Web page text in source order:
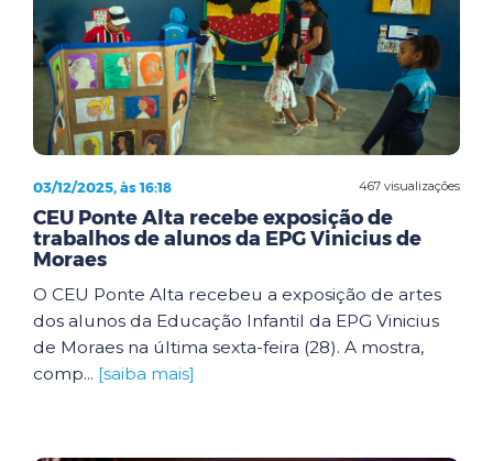
467 visualizações
03/12/2025, às 16:18
CEU Ponte Alta recebe exposição de
trabalhos de alunos da EPG Vinicius de
Moraes
O CEU Ponte Alta recebeu a exposição de artes
dos alunos da Educação Infantil da EPG Vinicius
de Moraes na última sexta-feira (28). A mostra,
comp... [saiba mais]